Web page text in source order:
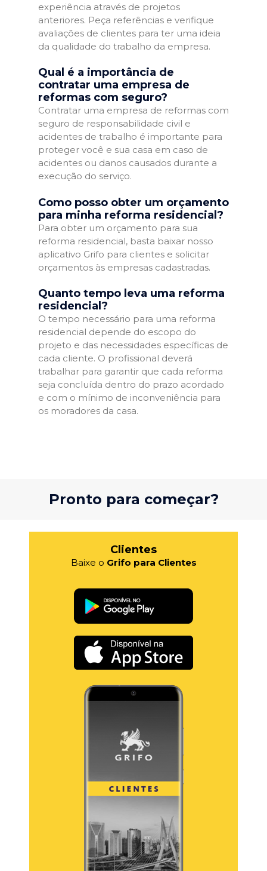
experiência através de projetos
anteriores. Peça referências e verifique
avaliações de clientes para ter uma ideia
da qualidade do trabalho da empresa.
Qual é a importância de
contratar uma empresa de
reformas com seguro?
Contratar uma empresa de reformas com
seguro de responsabilidade civil e
acidentes de trabalho é importante para
proteger você e sua casa em caso de
acidentes ou danos causados durante a
execução do serviço.
Como posso obter um orçamento
para minha reforma residencial?
Para obter um orçamento para sua
reforma residencial, basta baixar nosso
aplicativo Grifo para clientes e solicitar
orçamentos às empresas cadastradas.
Quanto tempo leva uma reforma
residencial?
O tempo necessário para uma reforma
residencial depende do escopo do
projeto e das necessidades específicas de
cada cliente. O profissional deverá
trabalhar para garantir que cada reforma
seja concluída dentro do prazo acordado
e com o mínimo de inconveniência para
os moradores da casa.
Pronto para começar?
Clientes
Baixe o Grifo para Clientes